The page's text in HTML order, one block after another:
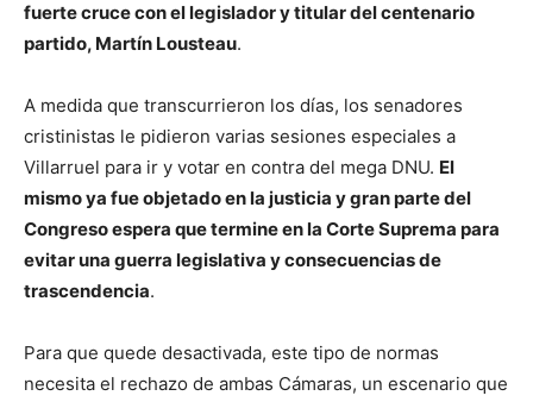
fuerte cruce con el legislador y titular del centenario
partido, Martín Lousteau.
A medida que transcurrieron los días, los senadores
cristinistas le pidieron varias sesiones especiales a
Villarruel para ir y votar en contra del mega DNU. El
mismo ya fue objetado en la justicia y gran parte del
Congreso espera que termine en la Corte Suprema para
evitar una guerra legislativa y consecuencias de
trascendencia.
Para que quede desactivada, este tipo de normas
necesita el rechazo de ambas Cámaras, un escenario que